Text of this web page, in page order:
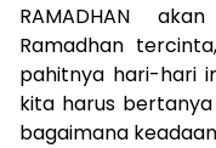
RAMADHAN
Ramadhan
pahitnya hari-hari
kita harus
bagaimana